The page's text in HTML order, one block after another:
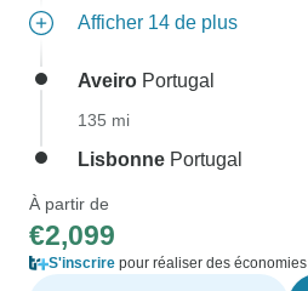
Afficher 14 de plus
Aveiro Portugal
135 mi
Lisbonne Portugal
À partir de
€2,099
S'inscrire pour réaliser des économies